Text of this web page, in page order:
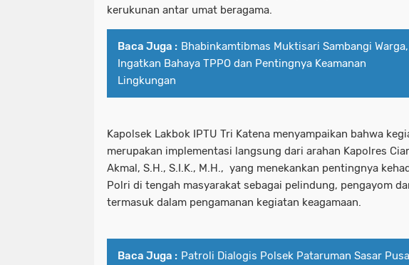
kerukunan antar umat beragama.
Baca Juga : Bhabinkamtibmas Muktisari Sambangi Warga,
Ingatkan Bahaya TPPO dan Pentingnya Keamanan
Lingkungan
Kapolsek Lakbok IPTU Tri Katena menyampaikan bahwa
merupakan implementasi langsung dari arahan Kapolres
Akmal, S.H., S.I.K., M.H., yang menekankan pentingnya
Polri di tengah masyarakat sebagai pelindung, pengayom
termasuk dalam pengamanan kegiatan keagamaan.
Baca Juga : Patroli Dialogis Polsek Pataruman Sasar